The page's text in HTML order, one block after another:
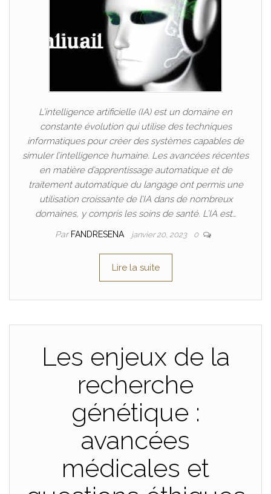
L’intelligence artificielle (IA) est un domaine en
constante évolution qui utilise des techniques
informatiques pour créer des systèmes capables de
simuler l’intelligence humaine. Les avancées récentes
en matière d’apprentissage automatique et de
traitement automatique du langage ont permis une
utilisation croissante de l’IA dans de nombreux
domaines, y compris les soins de santé. L’IA est…
Par FANDRESENA janvier 20, 2023 0
Lire la suite
Les enjeux de la
recherche
génétique :
avancées
médicales et